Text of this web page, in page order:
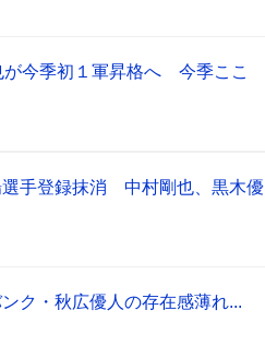
が今季初１軍昇格へ 今季ここ
選手登録抹消 中村剛也、黒木優
ク・秋広優人の存在感薄れ...